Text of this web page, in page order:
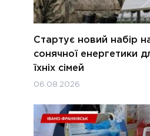
Стартує новий набір
сонячної енергетики
їхніх сімей
06.08.2026